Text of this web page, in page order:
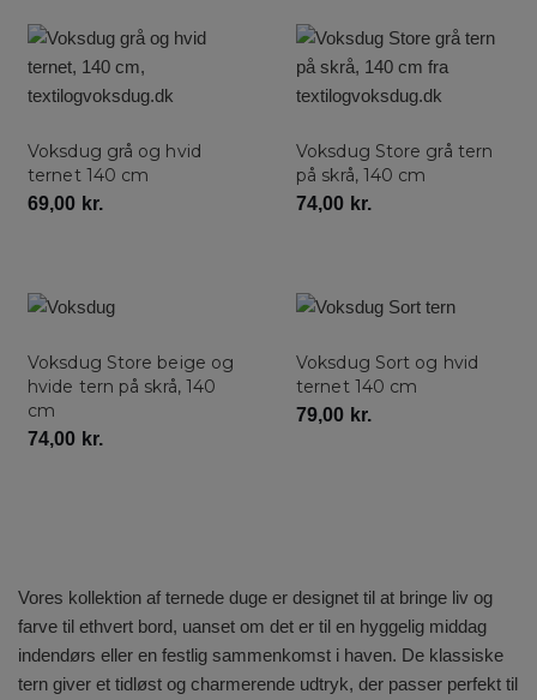
Voksdug grå og hvid
ternet 140 cm
69,00 kr.
Voksdug Store grå tern
på skrå, 140 cm
74,00 kr.
Voksdug Store beige og
hvide tern på skrå, 140
cm
74,00 kr.
Voksdug Sort og hvid
ternet 140 cm
79,00 kr.
Vores kollektion af ternede duge er designet til at bringe liv og
farve til ethvert bord, uanset om det er til en hyggelig middag
indendørs eller en festlig sammenkomst i haven. De klassiske
tern giver et tidløst og charmerende udtryk, der passer perfekt til